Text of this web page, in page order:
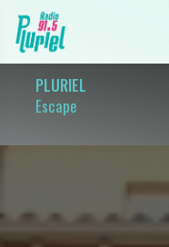
PLURIEL
Escape